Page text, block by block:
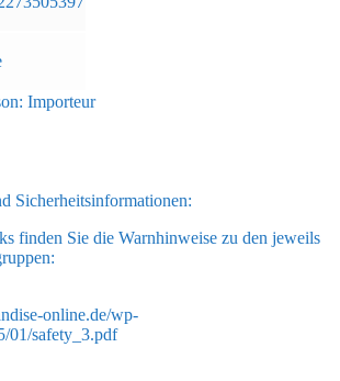
Importeur
Sicherheitsinformationen:
finden Sie die Warnhinweise zu den jeweils
online.de/wp-
01/safety_3.pdf